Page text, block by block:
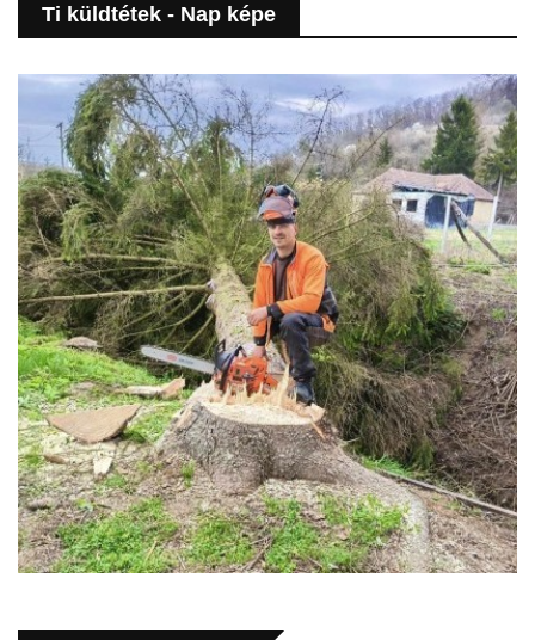
Ti küldtétek - Nap képe